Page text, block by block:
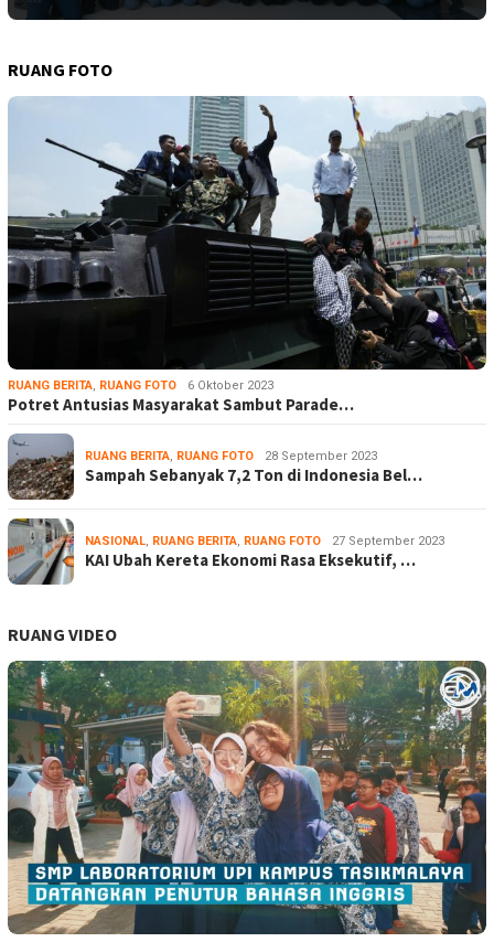
RUANG FOTO
RUANG BERITA, RUANG FOTO 6 Oktober 2023
Potret Antusias Masyarakat Sambut Parade…
RUANG BERITA, RUANG FOTO 28 September 2023
Sampah Sebanyak 7,2 Ton di Indonesia Bel…
NASIONAL, RUANG BERITA, RUANG FOTO 27 September 2023
KAI Ubah Kereta Ekonomi Rasa Eksekutif, …
RUANG VIDEO